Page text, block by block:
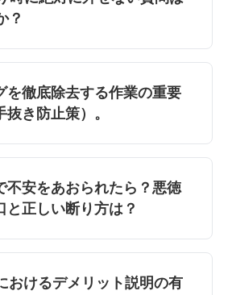
？
を徹底除去する作業の重要
き防止策）。
不安をあおられたら？悪徳
と正しい断り方は？
おけるデメリット説明の有